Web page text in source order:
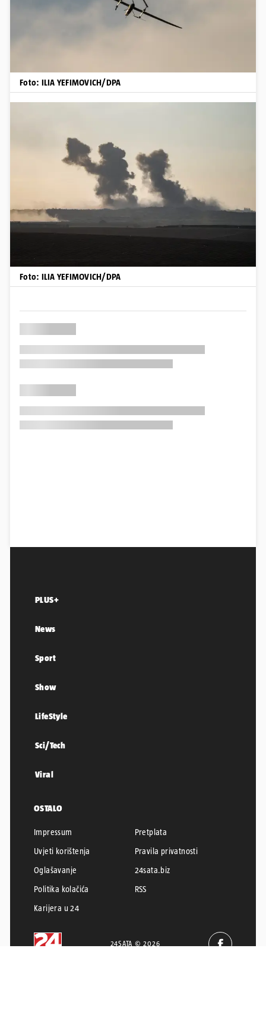
Foto: ILIA YEFIMOVICH/DPA
Foto: ILIA YEFIMOVICH/DPA
PLUS+
News
Sport
Show
LifeStyle
Sci/Tech
Viral
OSTALO
Impressum
Pretplata
Uvjeti korištenja
Pravila privatnosti
Oglašavanje
24sata.biz
Politika kolačića
RSS
Karijera u 24
24SATA © 2026